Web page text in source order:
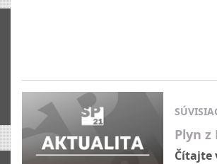
Plyn z
Čítajte